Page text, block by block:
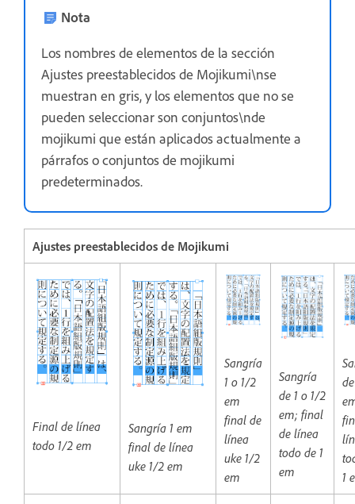
Nota
Los nombres de elementos de la sección
Ajustes preestablecidos de Mojikumi\nse
muestran en gris, y los elementos que no se
pueden seleccionar son conjuntos\nde
mojikumi que están aplicados actualmente a
párrafos o conjuntos de mojikumi
predeterminados.
Ajustes preestablecidos de Mojikumi
Final de línea
todo 1/2 em
Sangría 1 em
final de línea
uke 1/2 em
Sangría
1 o 1/2
em
final de
línea
uke 1/2
em
Sangría
de 1 o 1/2
em; final
de línea
todo de 1
em
1